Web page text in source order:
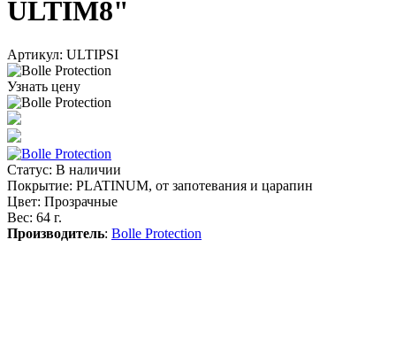
ULTIM8"
Артикул: ULTIPSI
Узнать цену
Статус: В наличии
Покрытие: PLATINUM, от запотевания и царапин
Цвет: Прозрачные
Вес: 64 г.
Производитель: Bolle Protection